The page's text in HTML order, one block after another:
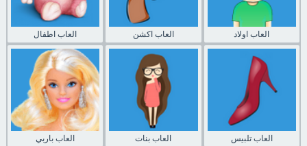
العاب اطفال العاب اكشن العاب اولاد
العاب باربي العاب بنات العاب تلبيس